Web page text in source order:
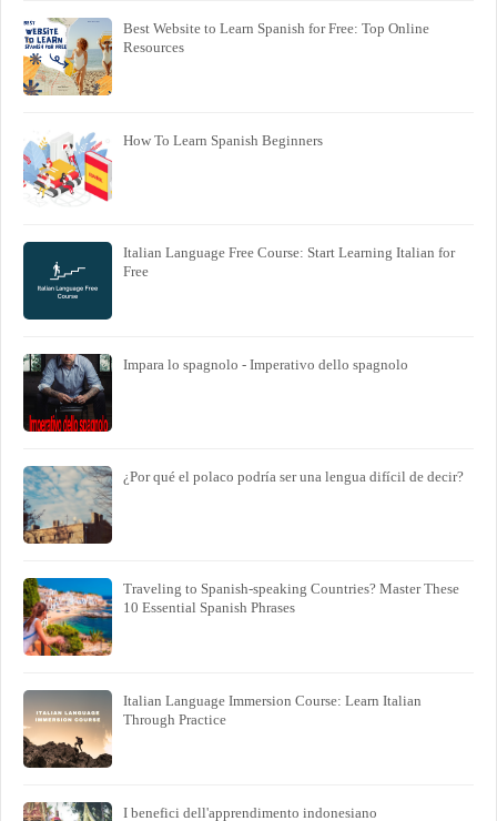
Best Website to Learn Spanish for Free: Top Online
Resources
How To Learn Spanish Beginners
Italian Language Free Course: Start Learning Italian for
Free
Impara lo spagnolo - Imperativo dello spagnolo
¿Por qué el polaco podría ser una lengua difícil de decir?
Traveling to Spanish-speaking Countries? Master These
10 Essential Spanish Phrases
Italian Language Immersion Course: Learn Italian
Through Practice
I benefici dell'apprendimento indonesiano